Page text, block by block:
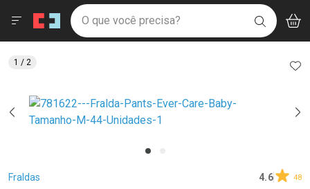
Drogaria São Paulo
Ir direto para a home
pela página
Ir direto para o conteúdo
Ir direto para a busca
Ir direto para a conta
Ir direto para a notificações
Ir direto para o carrinho
Ir direto para o menu
Faça a sua busca
O que você precisa? BUSCAR
Menu
Breadcrumb
Fraldas 4.6 48
1 / 2